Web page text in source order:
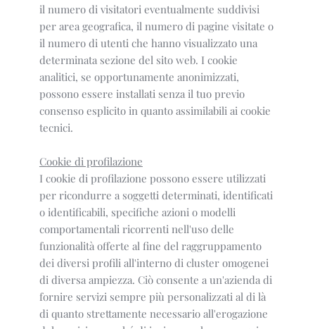
il numero di visitatori eventualmente suddivisi
per area geografica, il numero di pagine visitate o
il numero di utenti che hanno visualizzato una
determinata sezione del sito web. I cookie
analitici, se opportunamente anonimizzati,
possono essere installati senza il tuo previo
consenso esplicito in quanto assimilabili ai cookie
tecnici.
Cookie di profilazione
I cookie di profilazione possono essere utilizzati
per ricondurre a soggetti determinati, identificati
o identificabili, specifiche azioni o modelli
comportamentali ricorrenti nell'uso delle
funzionalità offerte al fine del raggruppamento
dei diversi profili all'interno di cluster omogenei
di diversa ampiezza. Ciò consente a un'azienda di
fornire servizi sempre più personalizzati al di là
di quanto strettamente necessario all'erogazione